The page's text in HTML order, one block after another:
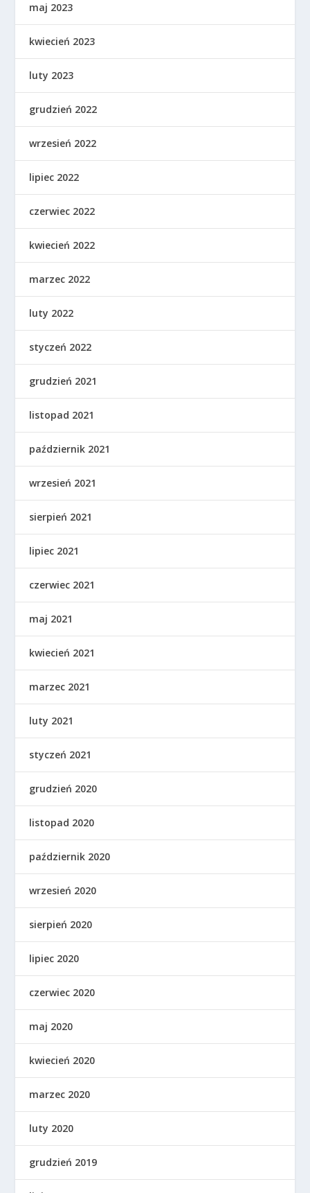
maj 2023
kwiecień 2023
luty 2023
grudzień 2022
wrzesień 2022
lipiec 2022
czerwiec 2022
kwiecień 2022
marzec 2022
luty 2022
styczeń 2022
grudzień 2021
listopad 2021
październik 2021
wrzesień 2021
sierpień 2021
lipiec 2021
czerwiec 2021
maj 2021
kwiecień 2021
marzec 2021
luty 2021
styczeń 2021
grudzień 2020
listopad 2020
październik 2020
wrzesień 2020
sierpień 2020
lipiec 2020
czerwiec 2020
maj 2020
kwiecień 2020
marzec 2020
luty 2020
grudzień 2019